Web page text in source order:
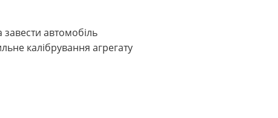
автомобіль
калібрування агрегату